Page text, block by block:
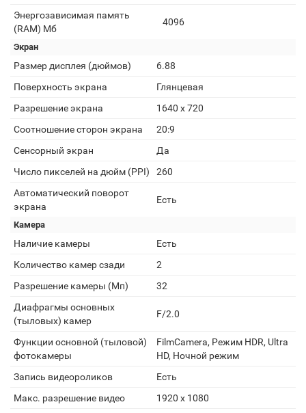
Энергозависимая память
(RAM) Мб
4096
Экран
Размер дисплея (дюймов)
6.88
Поверхность экрана
Глянцевая
Разрешение экрана
1640 x 720
Соотношение сторон экрана
20:9
Сенсорный экран
Да
Число пикселей на дюйм (PPI)
260
Автоматический поворот
экрана
Есть
Камера
Наличие камеры
Есть
Количество камер сзади
2
Разрешение камеры (Мп)
32
Диафрагмы основных
(тыловых) камер
F/2.0
Функции основной (тыловой)
фотокамеры
FilmCamera, Режим HDR, Ultra
HD, Ночной режим
Запись видеороликов
Есть
Макс. разрешение видео
1920 x 1080